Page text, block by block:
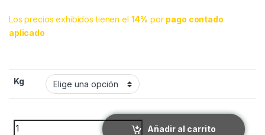
Los precios exhibidos tienen el 14% por pago contado
aplicado
Kg
KUME GATOS quantity
Añadir al carrito